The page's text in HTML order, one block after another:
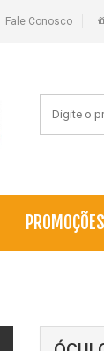
Fale Conosco
PROMOÇÕES